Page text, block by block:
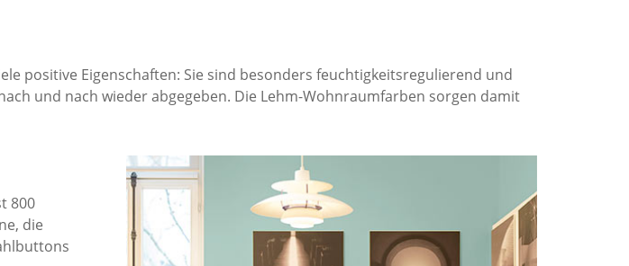
positive Eigenschaften: Sie sind besonders feuchtigkeitsregulierend und
und nach wieder abgegeben. Die Lehm-Wohnraumfarben sorgen damit
800
die